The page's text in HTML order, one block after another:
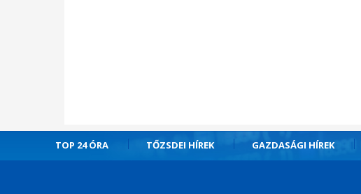
TOP 24 ÓRA TŐZSDEI HÍREK GAZDASÁGI HÍREK